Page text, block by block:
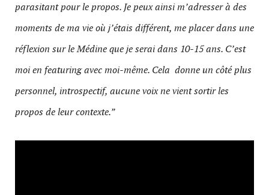
parasitant pour le propos. Je peux ainsi m’adresser à des
moments de ma vie où j’étais différent, me placer dans une
réflexion sur le Médine que je serai dans 10-15 ans. C’est
moi en featuring avec moi-même. Cela donne un côté plus
personnel, introspectif, aucune voix ne vient sortir les
propos de leur contexte.”